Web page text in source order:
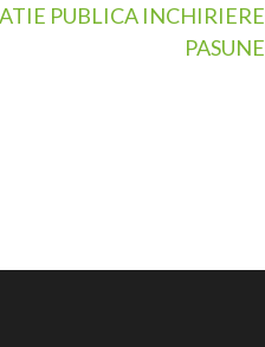
PUBLICA INCHIRIERE
PASUNE